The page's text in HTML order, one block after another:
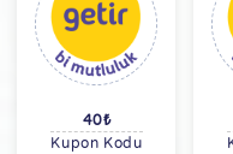
40₺
Kupon Kodu